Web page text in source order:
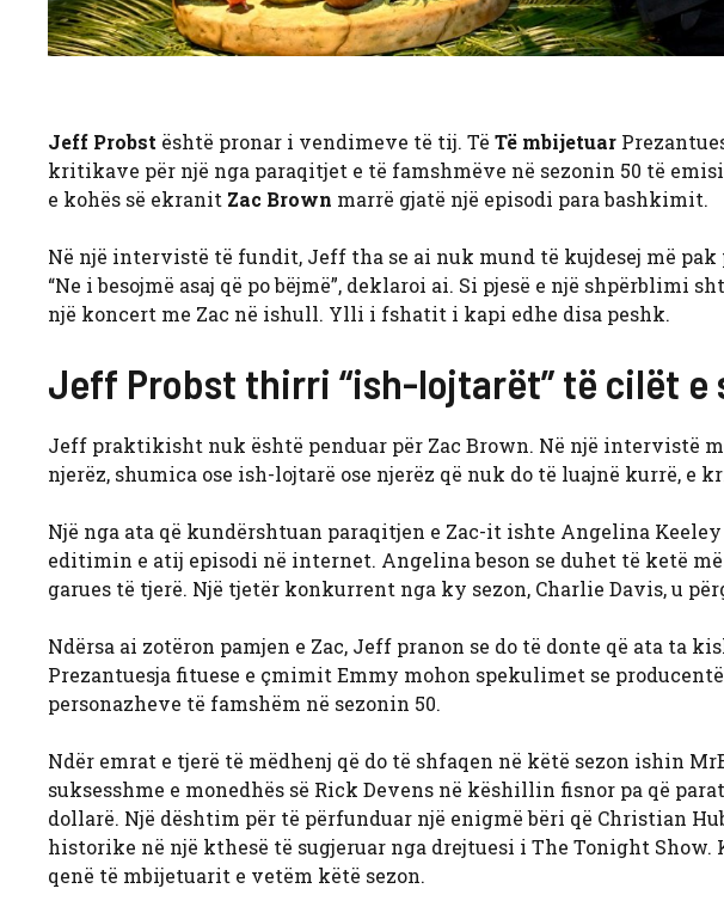
Jeff Probst është pronar i vendimeve të tij. Të Të mbijetuar
kritikave për një nga paraqitjet e të famshmëve në sezonin 50 të
e kohës së ekranit Zac Brown marrë gjatë një episodi para bashkimit.
Në një intervistë të fundit, Jeff tha se ai nuk mund të kujdesej më pak
“Ne i besojmë asaj që po bëjmë”, deklaroi ai. Si pjesë e një shpërblimi
një koncert me Zac në ishull. Ylli i fshatit i kapi edhe disa peshk.
Jeff Probst thirri “ish-lojtarët” të cilët
Jeff praktikisht nuk është penduar për Zac Brown. Në një intervistë
njerëz, shumica ose ish-lojtarë ose njerëz që nuk do të luajnë kurrë, e
Një nga ata që kundërshtuan paraqitjen e Zac-it ishte Angelina
editimin e atij episodi në internet. Angelina beson se duhet të ketë
garues të tjerë. Një tjetër konkurrent nga ky sezon, Charlie Davis, u
Ndërsa ai zotëron pamjen e Zac, Jeff pranon se do të donte që ata ta
Prezantuesja fituese e çmimit Emmy mohon spekulimet se
personazheve të famshëm në sezonin 50.
Ndër emrat e tjerë të mëdhenj që do të shfaqen në këtë sezon ishin
suksesshme e monedhës së Rick Devens në këshillin fisnor pa që
dollarë. Një dështim për të përfunduar një enigmë bëri që Christian
historike në një kthesë të sugjeruar nga drejtuesi i The Tonight Show.
qenë të mbijetuarit e vetëm këtë sezon.